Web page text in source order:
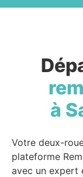
à
Votre deux-
plateforme
avec un expert